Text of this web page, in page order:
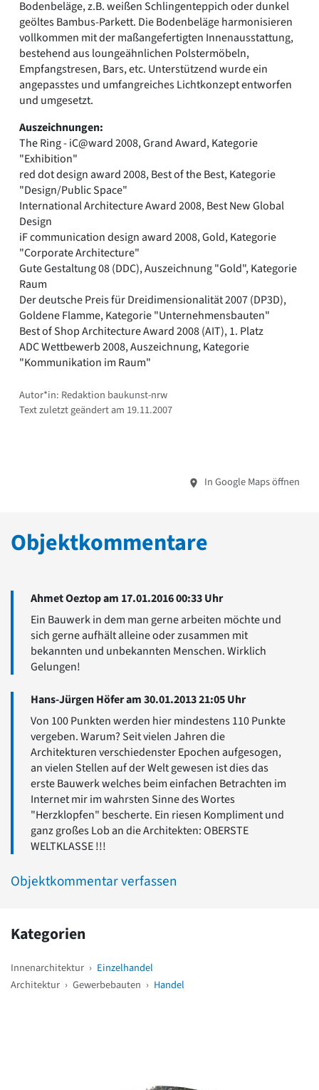
Bodenbeläge, z.B. weißen Schlingenteppich oder dunkel
geöltes Bambus-Parkett. Die Bodenbeläge harmonisieren
vollkommen mit der maßangefertigten Innenausstattung,
bestehend aus loungeähnlichen Polstermöbeln,
Empfangstresen, Bars, etc. Unterstützend wurde ein
angepasstes und umfangreiches Lichtkonzept entworfen
und umgesetzt.
Auszeichnungen:
The Ring - iC@ward 2008, Grand Award, Kategorie
"Exhibition"
red dot design award 2008, Best of the Best, Kategorie
"Design/Public Space"
International Architecture Award 2008, Best New Global
Design
iF communication design award 2008, Gold, Kategorie
"Corporate Architecture"
Gute Gestaltung 08 (DDC), Auszeichnung "Gold", Kategorie
Raum
Der deutsche Preis für Dreidimensionalität 2007 (DP3D),
Goldene Flamme, Kategorie "Unternehmensbauten"
Best of Shop Architecture Award 2008 (AIT), 1. Platz
ADC Wettbewerb 2008, Auszeichnung, Kategorie
"Kommunikation im Raum"
Autor*in: Redaktion baukunst-nrw
Text zuletzt geändert am 19.11.2007
In Google Maps öffnen
Objektkommentare
Ahmet Oeztop am 17.01.2016 00:33 Uhr
Ein Bauwerk in dem man gerne arbeiten möchte und
sich gerne aufhält alleine oder zusammen mit
bekannten und unbekannten Menschen. Wirklich
Gelungen!
Hans-Jürgen Höfer am 30.01.2013 21:05 Uhr
Von 100 Punkten werden hier mindestens 110 Punkte
vergeben. Warum? Seit vielen Jahren die
Architekturen verschiedenster Epochen aufgesogen,
an vielen Stellen auf der Welt gewesen ist dies das
erste Bauwerk welches beim einfachen Betrachten im
Internet mir im wahrsten Sinne des Wortes
"Herzklopfen" bescherte. Ein riesen Kompliment und
ganz großes Lob an die Architekten: OBERSTE
WELTKLASSE !!!
Objektkommentar verfassen
Kategorien
Innenarchitektur › Einzelhandel
Architektur › Gewerbebauten › Handel